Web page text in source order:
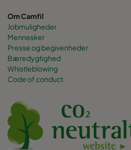
Om Camfil
Jobmuligheder
Mennesker
Presse og begivenheder
Bæredygtighed
Whistleblowing
Code of conduct